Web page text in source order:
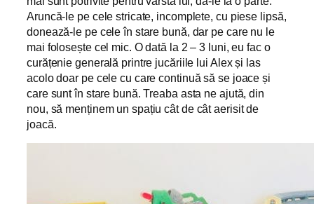
Aruncă-le pe cele stricate, incomplete, cu piese lipsă,
donează-le pe cele în stare bună, dar pe care nu le
mai folosește cel mic. O dată la 2 – 3 luni, eu fac o
curățenie generală printre jucăriile lui Alex și las
acolo doar pe cele cu care continuă să se joace și
care sunt în stare bună. Treaba asta ne ajută, din
nou, să menținem un spațiu cât de cât aerisit de
joacă.